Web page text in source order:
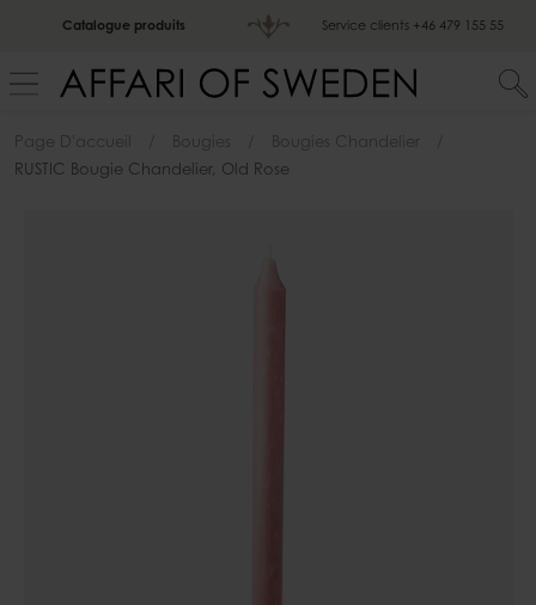
Catalogue produits Service clients +46 479 155 55
Page D'accueil Bougies
Bougies Chandelier
RUSTIC Bougie Chandelier, Old Rose